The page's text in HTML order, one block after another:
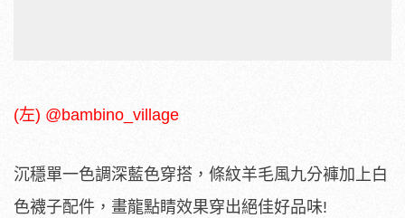
(左) @bambino_village
沉穩單一色調深藍色穿搭，條紋羊毛風九分褲加上白
色襪子配件，畫龍點睛效果穿出絕佳好品味!